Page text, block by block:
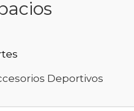
Deportivos